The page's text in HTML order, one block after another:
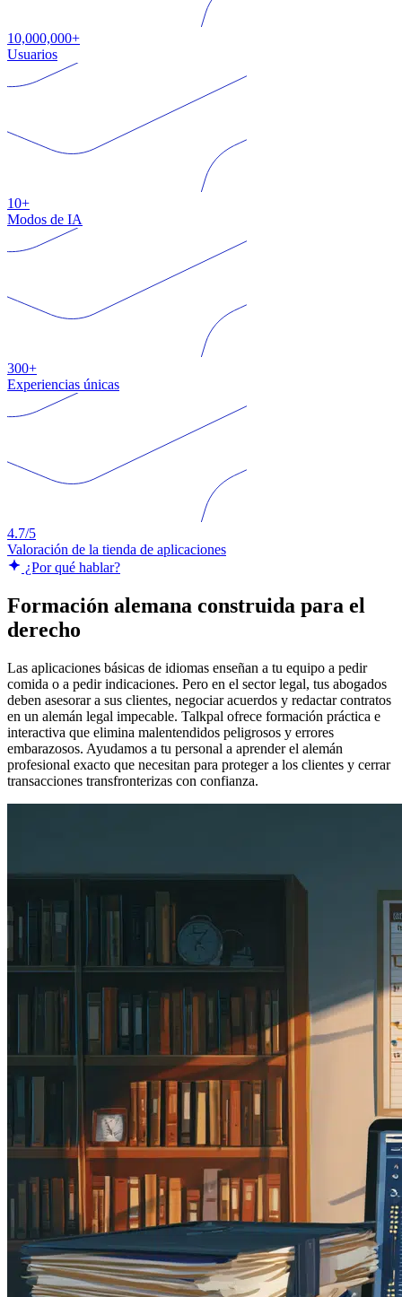
10,000,000+
Usuarios
10+
Modos de IA
300+
Experiencias únicas
4.7/5
Valoración de la tienda de aplicaciones
¿Por qué hablar?
Formación alemana construida para el
derecho
Las aplicaciones básicas de idiomas enseñan a tu equipo a pedir
comida o a pedir indicaciones. Pero en el sector legal, tus abogados
deben asesorar a sus clientes, negociar acuerdos y redactar contratos
en un alemán legal impecable. Talkpal ofrece formación práctica e
interactiva que elimina malentendidos peligrosos y errores
embarazosos. Ayudamos a tu personal a aprender el alemán
profesional exacto que necesitan para proteger a los clientes y cerrar
transacciones transfronterizas con confianza.